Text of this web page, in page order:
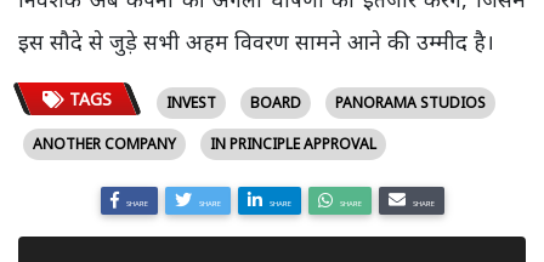
इस सौदे से जुड़े सभी अहम विवरण सामने आने की उम्मीद है।
TAGS INVEST BOARD
PANORAMA STUDIOS
ANOTHER COMPANY
IN PRINCIPLE APPROVAL
SHARE SHARE SHARE SHARE SHARE